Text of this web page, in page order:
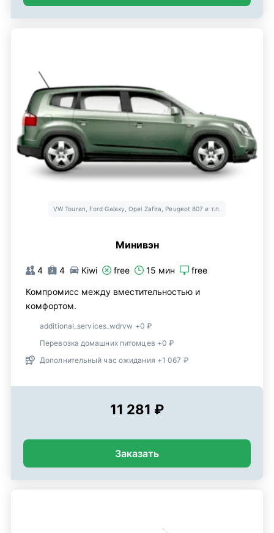
VW Touran, Ford Galaxy, Opel Zafira, Peugeot 807 и т.п.
Минивэн
4 4 Kiwi free 15 мин free
Компромисс между вместительностью и
комфортом.
additional_services_wdrvw +0 ₽
Перевозка домашних питомцев +0 ₽
Дополнительный час ожидания +1 067 ₽
11 281 ₽
Заказать